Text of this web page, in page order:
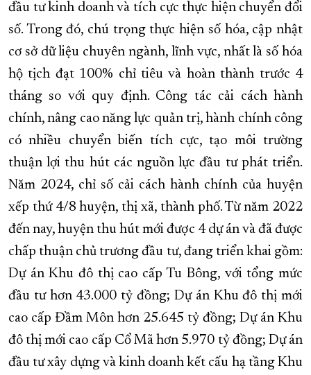
đầu tư kinh doanh và tích cực thực hiện chuyển đổi
số. Trong đó, chú trọng thực hiện số hóa, cập nhật
cơ sở dữ liệu chuyên ngành, lĩnh vực, nhất là số hóa
hộ tịch đạt 100% chỉ tiêu và hoàn thành trước 4
tháng so với quy định. Công tác cải cách hành
chính, nâng cao năng lực quản trị, hành chính công
có nhiều chuyển biến tích cực, tạo môi trường
thuận lợi thu hút các nguồn lực đầu tư phát triển.
Năm 2024, chỉ số cải cách hành chính của huyện
xếp thứ 4/8 huyện, thị xã, thành phố. Từ năm 2022
đến nay, huyện thu hút mới được 4 dự án và đã được
chấp thuận chủ trương đầu tư, đang triển khai gồm:
Dự án Khu đô thị cao cấp Tu Bông, với tổng mức
đầu tư hơn 43.000 tỷ đồng; Dự án Khu đô thị mới
cao cấp Đầm Môn hơn 25.645 tỷ đồng; Dự án Khu
đô thị mới cao cấp Cổ Mã hơn 5.970 tỷ đồng; Dự án
đầu tư xây dựng và kinh doanh kết cấu hạ tầng Khu